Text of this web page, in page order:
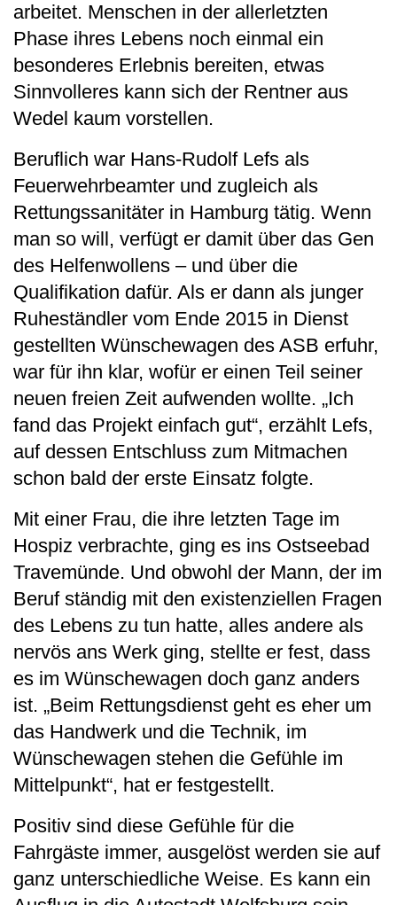
arbeitet. Menschen in der allerletzten
Phase ihres Lebens noch einmal ein
besonderes Erlebnis bereiten, etwas
Sinnvolleres kann sich der Rentner aus
Wedel kaum vorstellen.
Beruflich war Hans-Rudolf Lefs als
Feuerwehrbeamter und zugleich als
Rettungssanitäter in Hamburg tätig. Wenn
man so will, verfügt er damit über das Gen
des Helfenwollens – und über die
Qualifikation dafür. Als er dann als junger
Ruheständler vom Ende 2015 in Dienst
gestellten Wünschewagen des ASB erfuhr,
war für ihn klar, wofür er einen Teil seiner
neuen freien Zeit aufwenden wollte. „Ich
fand das Projekt einfach gut“, erzählt Lefs,
auf dessen Entschluss zum Mitmachen
schon bald der erste Einsatz folgte.
Mit einer Frau, die ihre letzten Tage im
Hospiz verbrachte, ging es ins Ostseebad
Travemünde. Und obwohl der Mann, der im
Beruf ständig mit den existenziellen Fragen
des Lebens zu tun hatte, alles andere als
nervös ans Werk ging, stellte er fest, dass
es im Wünschewagen doch ganz anders
ist. „Beim Rettungsdienst geht es eher um
das Handwerk und die Technik, im
Wünschewagen stehen die Gefühle im
Mittelpunkt“, hat er festgestellt.
Positiv sind diese Gefühle für die
Fahrgäste immer, ausgelöst werden sie auf
ganz unterschiedliche Weise. Es kann ein